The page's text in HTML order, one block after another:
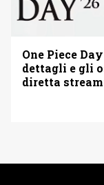
One Piece
dettagli e gli
diretta